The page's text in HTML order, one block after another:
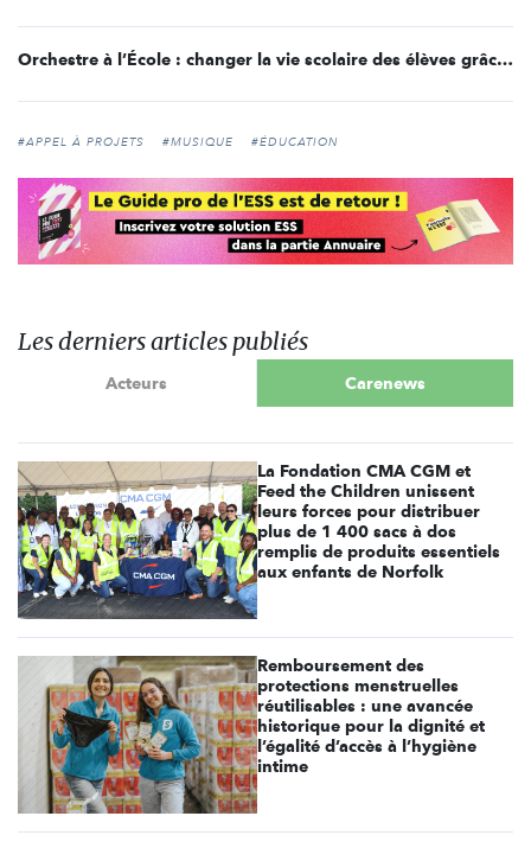
Orchestre à l’École : changer la vie scolaire des élèves grâce à la musique
#APPEL À PROJETS #MUSIQUE #ÉDUCATION
Les derniers articles publiés
Acteurs Carenews
La Fondation CMA CGM et
Feed the Children unissent
leurs forces pour distribuer
plus de 1 400 sacs à dos
remplis de produits essentiels
aux enfants de Norfolk
Remboursement des
protections menstruelles
réutilisables : une avancée
historique pour la dignité et
l’égalité d’accès à l’hygiène
intime